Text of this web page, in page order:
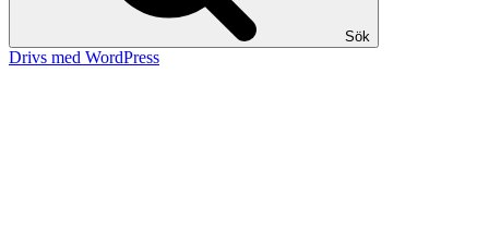
Sök
Drivs med WordPress